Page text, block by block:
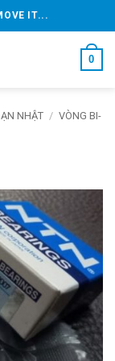
IT...
0
NHẬT / VÒNG BI-